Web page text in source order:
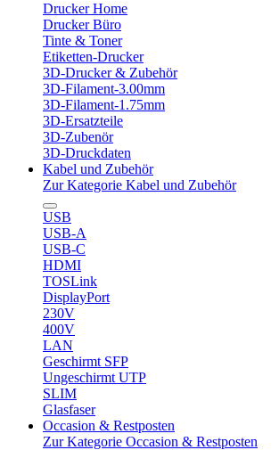
Drucker Home
Drucker Büro
Tinte & Toner
Etiketten-Drucker
3D-Drucker & Zubehör
3D-Filament-3.00mm
3D-Filament-1.75mm
3D-Ersatzteile
3D-Zubenör
3D-Druckdaten
Kabel und Zubehör
Zur Kategorie Kabel und Zubehör
USB
USB-A
USB-C
HDMI
TOSLink
DisplayPort
230V
400V
LAN
Geschirmt SFP
Ungeschirmt UTP
SLIM
Glasfaser
Occasion & Restposten
Zur Kategorie Occasion & Restposten